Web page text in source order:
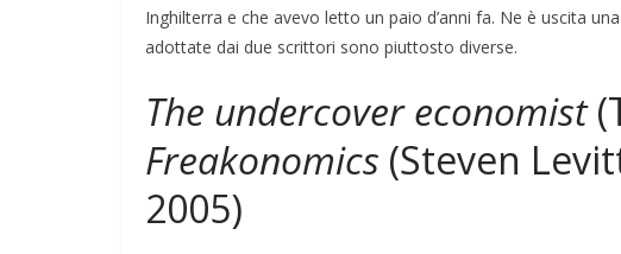
Inghilterra e che avevo letto un paio d’anni fa. Ne è uscita
adottate dai due scrittori sono piuttosto diverse.
The undercover economist
Freakonomics (Steven
2005)